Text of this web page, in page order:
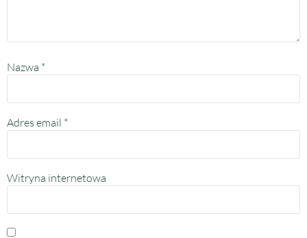
Nazwa *
Adres email *
Witryna internetowa